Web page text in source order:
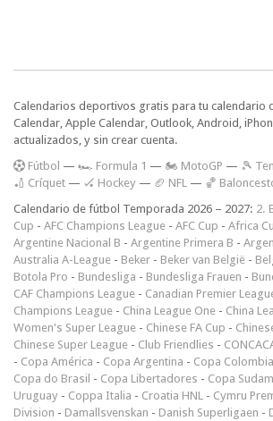
Calendarios deportivos gratis para tu calendario
Calendar, Apple Calendar, Outlook, Android,
actualizados, y sin crear cuenta.
Fútbol — 🏎️ Formula 1 — 🏍 MotoGP — 🎾
🏏 Críquet — 🏑 Hockey — 🏈 NFL — 🏀
Calendario de fútbol Temporada 2026 – 2027: 2.
Cup - AFC Champions League - AFC Cup - Africa
Argentine Nacional B - Argentine Primera B -
Australia A-League - Beker - Beker van België -
Botola Pro - Bundesliga - Bundesliga Frauen -
CAF Champions League - Canadian Premier
Champions League - China League One - China
Women's Super League - Chinese FA Cup -
Chinese Super League - Club Friendlies -
- Copa América - Copa Argentina - Copa Colombia
Copa do Brasil - Copa Libertadores - Copa
Uruguay - Coppa Italia - Croatia HNL - Cymru
Division - Damallsvenskan - Danish Superligaen -